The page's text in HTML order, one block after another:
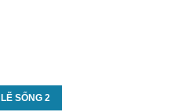
LẼ SỐNG 2